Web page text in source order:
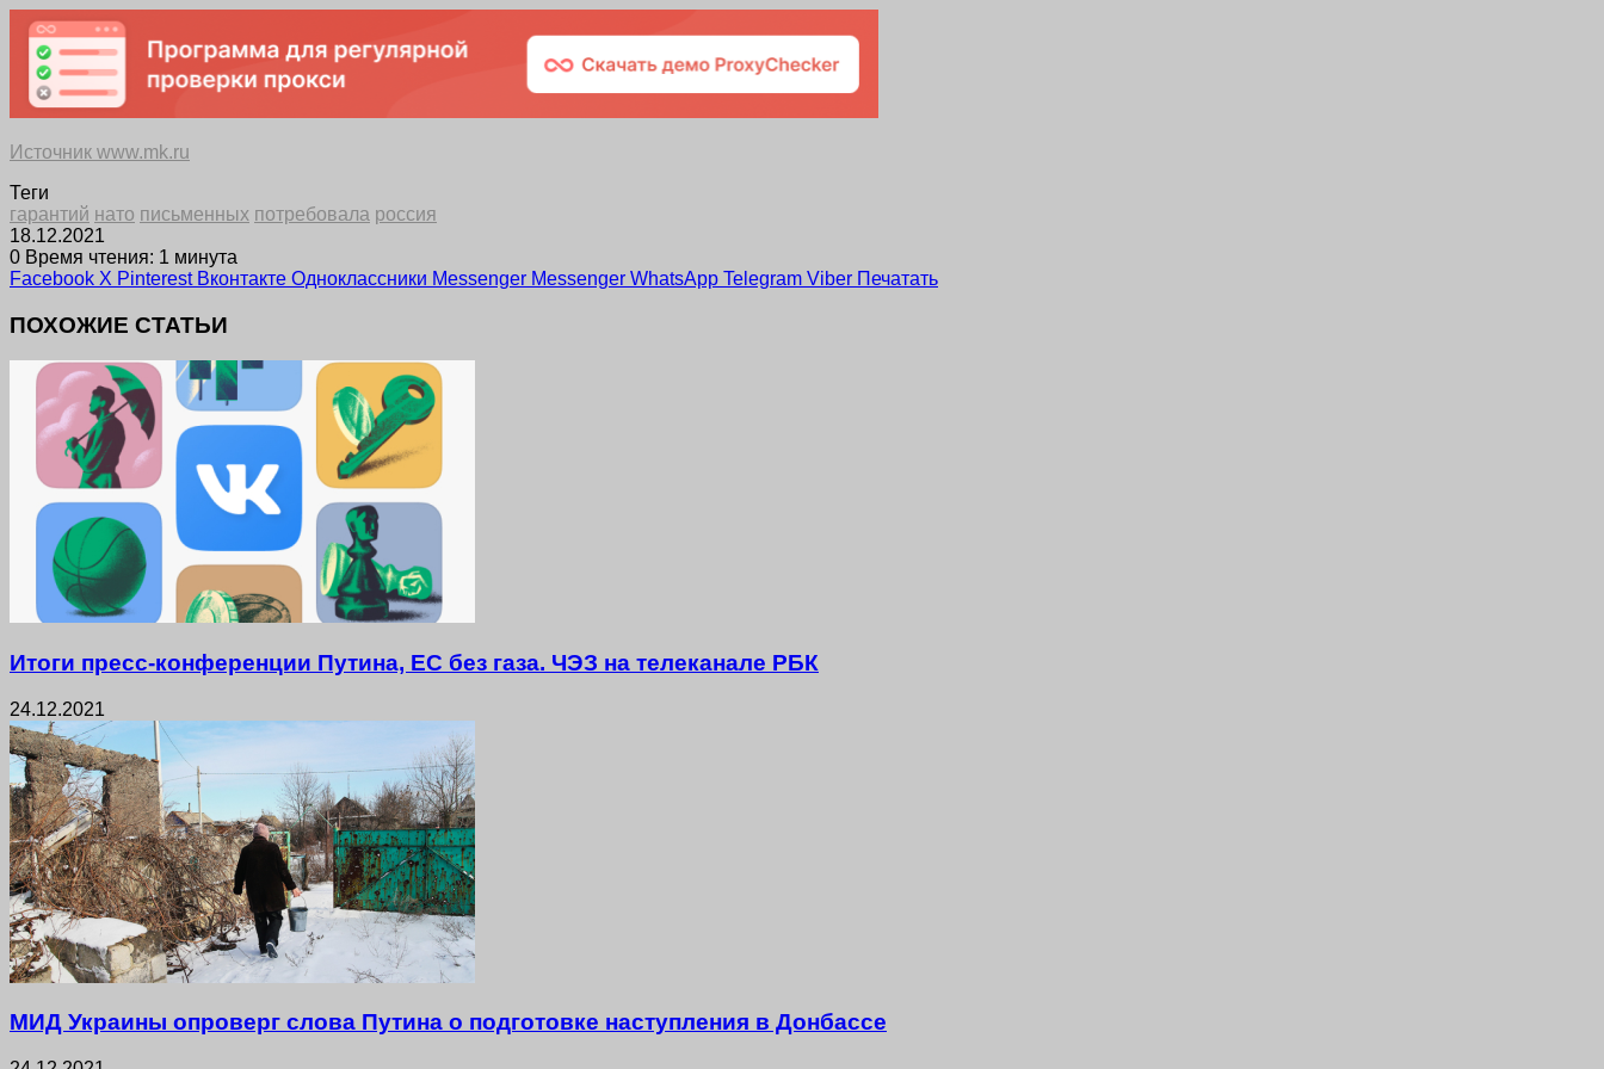
Источник www.mk.ru
Теги
гарантий нато письменных потребовала россия
18.12.2021
0 Время чтения: 1 минута
Facebook X Pinterest Вконтакте Одноклассники Messenger Messenger WhatsApp Telegram Viber Печатать
ПОХОЖИЕ СТАТЬИ
Итоги пресс-конференции Путина, ЕС без газа. ЧЭЗ на телеканале РБК
24.12.2021
МИД Украины опроверг слова Путина о подготовке наступления в Донбассе